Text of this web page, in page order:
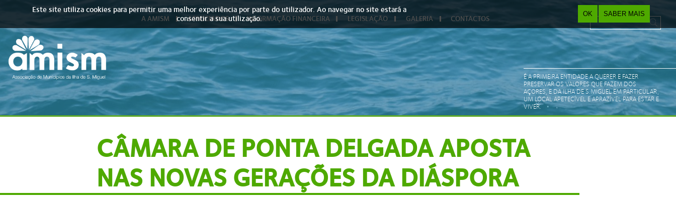
Este site utiliza cookies para permitir uma melhor experiência por parte do utilizador. Ao navegar no site estará a
consentir a sua utilização.
OK SABER MAIS
A AMISM ASSOCIADOS INFORMAÇÃO FINANCEIRA LEGISLAÇÃO GALERIA CONTACTOS
Search form
É A PRIMEIRA ENTIDADE A QUERER E FAZER
PRESERVAR OS VALORES QUE FAZEM DOS
AÇORES, E DA ILHA DE S.MIGUEL EM PARTICULAR,
UM LOCAL APETECÍVEL E APRAZÍVEL PARA ESTAR E
VIVER.
CÂMARA DE PONTA DELGADA APOSTA
NAS NOVAS GERAÇÕES DA DIÁSPORA